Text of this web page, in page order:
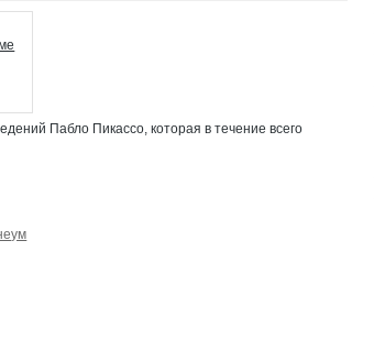
Пабло Пикассо, которая в течение всего